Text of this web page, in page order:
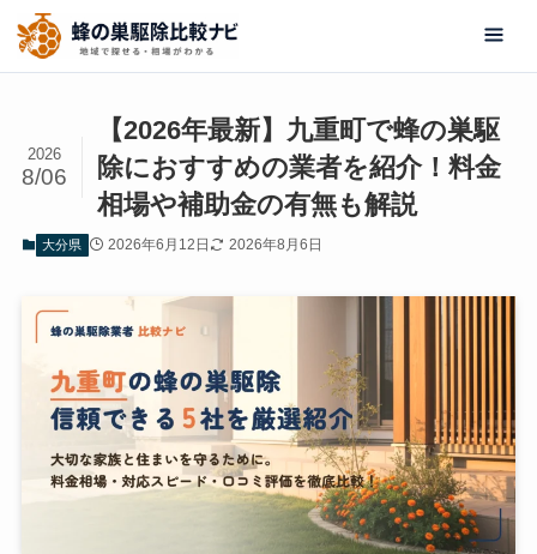
【2026年最新】九重町で蜂の巣駆
除におすすめの業者を紹介！料金
相場や補助金の有無も解説
2026
8/06
大分県 2026年6月12日 2026年8月6日